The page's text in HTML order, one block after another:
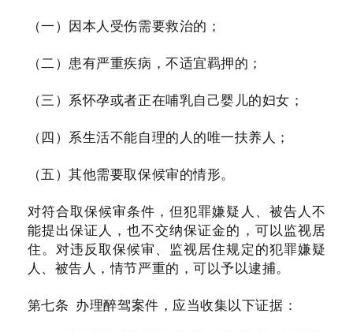
（一）因本人受伤需要救治的；
（二）患有严重疾病，不适宜羁押的；
（三）系怀孕或者正在哺乳自己婴儿的妇女；
（四）系生活不能自理的人的唯一扶养人；
（五）其他需要取保候审的情形。
对符合取保候审条件，但犯罪嫌疑人、被告人不
能提出保证人，也不交纳保证金的，可以监视居
住。对违反取保候审、监视居住规定的犯罪嫌疑
人、被告人，情节严重的，可以予以逮捕。
第七条 办理醉驾案件，应当收集以下证据：